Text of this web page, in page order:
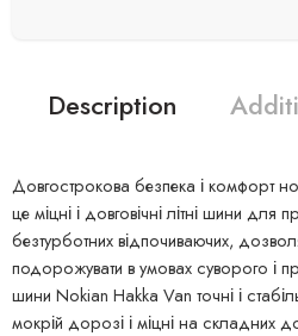
Description
Довгострокова безпека і комфорт
це міцні і довговічні літні шини для
безтурботних відпочиваючих,
подорожувати в умовах суворого і
шини Nokian Hakka Van точні і
мокрій дорозі і міцні на складних